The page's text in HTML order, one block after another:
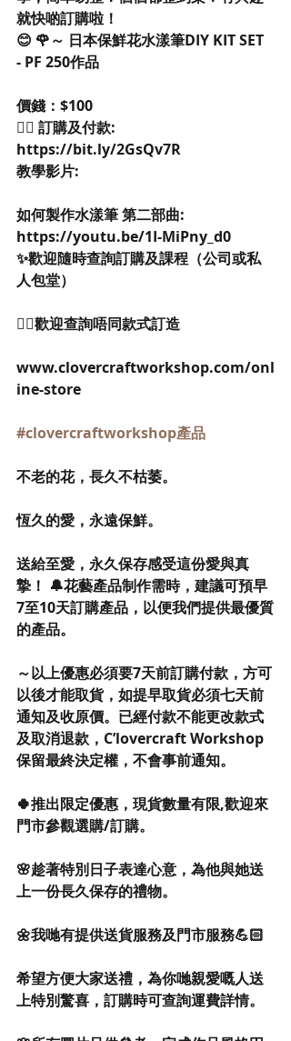
就快啲訂購啦！
😊 🌹～ 日本保鮮花水漾筆DIY KIT SET
- PF 250作品
價錢：$100
👉🏻 訂購及付款:
https://bit.ly/2GsQv7R
教學影片:
如何製作水漾筆 第二部曲:
https://youtu.be/1I-MiPny_d0
✨歡迎隨時查詢訂購及課程（公司或私
人包堂）
👉🏻歡迎查詢唔同款式訂造
www.clovercraftworkshop.com/onl
ine-store
#clovercraftworkshop產品
不老的花，長久不枯萎。
恆久的愛，永遠保鮮。
送給至愛，永久保存感受這份愛與真
摯！ 🔔花藝產品制作需時，建議可預早
7至10天訂購產品，以便我們提供最優質
的產品。
～以上優惠必須要7天前訂購付款，方可
以後才能取貨，如提早取貨必須七天前
通知及收原價。已經付款不能更改款式
及取消退款，C’lovercraft Workshop
保留最終決定權，不會事前通知。
🍀推出限定優惠，現貨數量有限,歡迎來
門市參觀選購/訂購。
🌸趁著特別日子表達心意，為他與她送
上一份長久保存的禮物。
🌼我哋有提供送貨服務及門市服務💪🏻
希望方便大家送禮，為你哋親愛嘅人送
上特別驚喜，訂購時可查詢運費詳情。